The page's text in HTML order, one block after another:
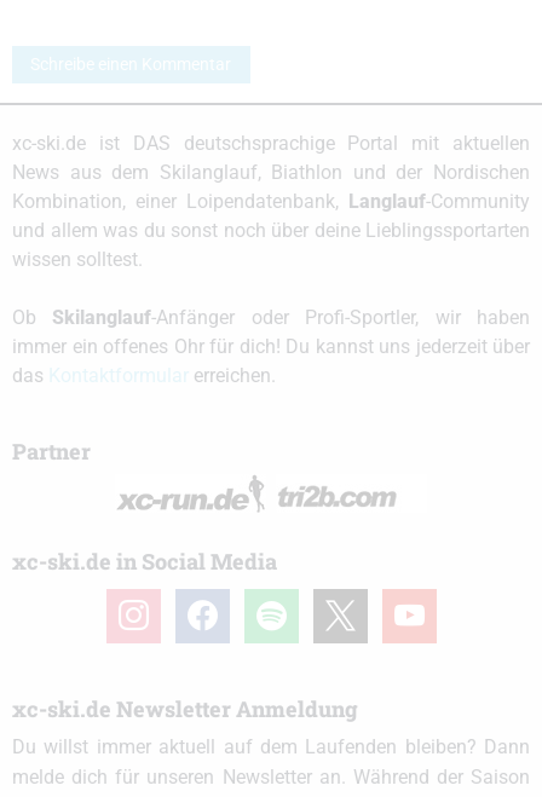
Schreibe einen Kommentar
xc-ski.de ist DAS deutschsprachige Portal mit aktuellen
News aus dem Skilanglauf, Biathlon und der Nordischen
Kombination, einer Loipendatenbank, Langlauf-Community
und allem was du sonst noch über deine Lieblingssportarten
wissen solltest.
Ob Skilanglauf-Anfänger oder Profi-Sportler, wir haben
immer ein offenes Ohr für dich! Du kannst uns jederzeit über
das
erreichen.
Partner
xc-ski.de in Social Media
instagramfacebook spotify youtube
xc-ski.de Newsletter Anmeldung
Du willst immer aktuell auf dem Laufenden bleiben? Dann
melde dich für unseren Newsletter an. Während der Saison